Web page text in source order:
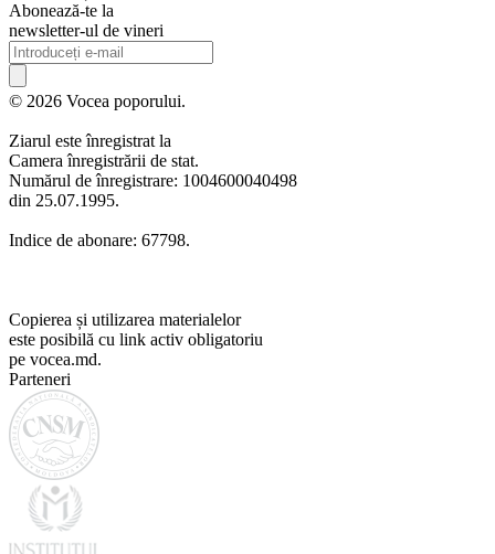
Abonează-te la
newsletter-ul de vineri
© 2026 Vocea poporului.
Ziarul este înregistrat la
Camera înregistrării de stat.
Numărul de înregistrare: 1004600040498
din 25.07.1995.
Indice de abonare: 67798.
Copierea și utilizarea materialelor
este posibilă cu link activ obligatoriu
pe vocea.md.
Parteneri